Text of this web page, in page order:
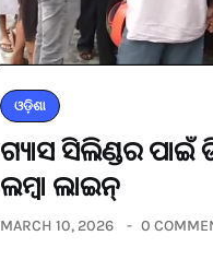
ଓଡ଼ିଶା
ଗ୍ୟାସ ସିଲିଣ୍ଡର
ଲମ୍ବା ଲାଇନ୍
MARCH 10, 2026 0